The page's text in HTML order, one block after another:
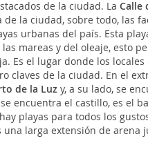
de la ciudad. La Calle
la ciudad, sobre todo, las
urbanas del país. Esta
mareas y del oleaje, esto
Es el lugar donde los
claves de la ciudad. En el
de la Luzy, a su lado, se
encuentra el castillo, es el
playas para todos los
una larga extensión de